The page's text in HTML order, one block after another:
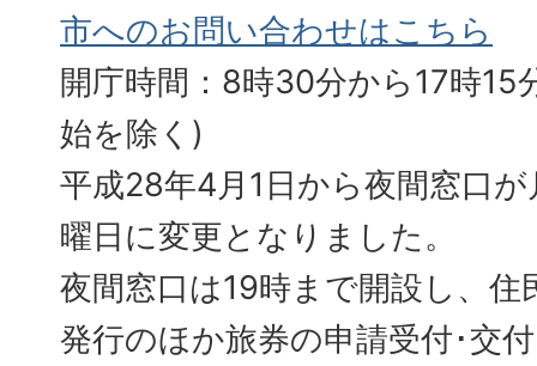
市へのお問い合わせはこちら
開庁時間：8時30分から17時15
始を除く)
平成28年4月1日から夜間窓口
曜日に変更となりました。
夜間窓口は19時まで開設し、住
発行のほか旅券の申請受付･交